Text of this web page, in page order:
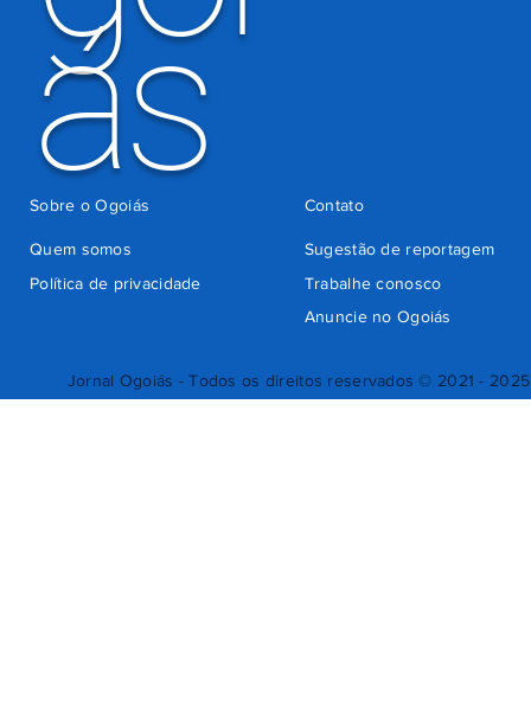
Jornal Ogoiás - Todos os direitos reservados © 2021 - 2025
ás
Quem somos
Sugestão de reportagem
Trabalhe conosco
Política de privacidade
Anuncie no Ogoiás
Contato
Sobre o Ogoiás